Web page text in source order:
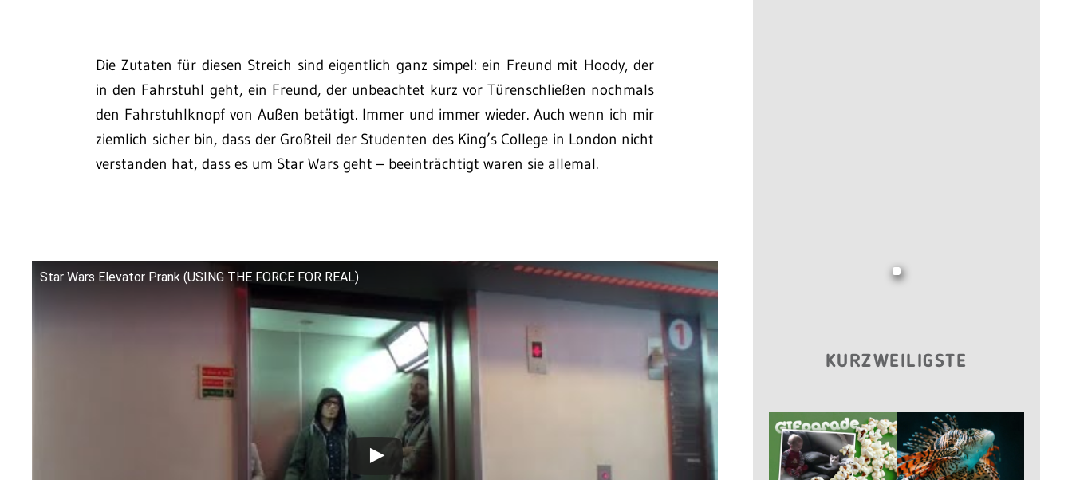
Die Zutaten für diesen Streich sind eigentlich ganz simpel: ein Freund mit Hoody, der
in den Fahrstuhl geht, ein Freund, der unbeachtet kurz vor Türenschließen nochmals
den Fahrstuhlknopf von Außen betätigt. Immer und immer wieder. Auch wenn ich mir
ziemlich sicher bin, dass der Großteil der Studenten des King’s College in London nicht
verstanden hat, dass es um Star Wars geht – beeinträchtigt waren sie allemal.
Star Wars Elevator Prank (USING THE FORCE FOR REAL)
KURZWEILIGSTE